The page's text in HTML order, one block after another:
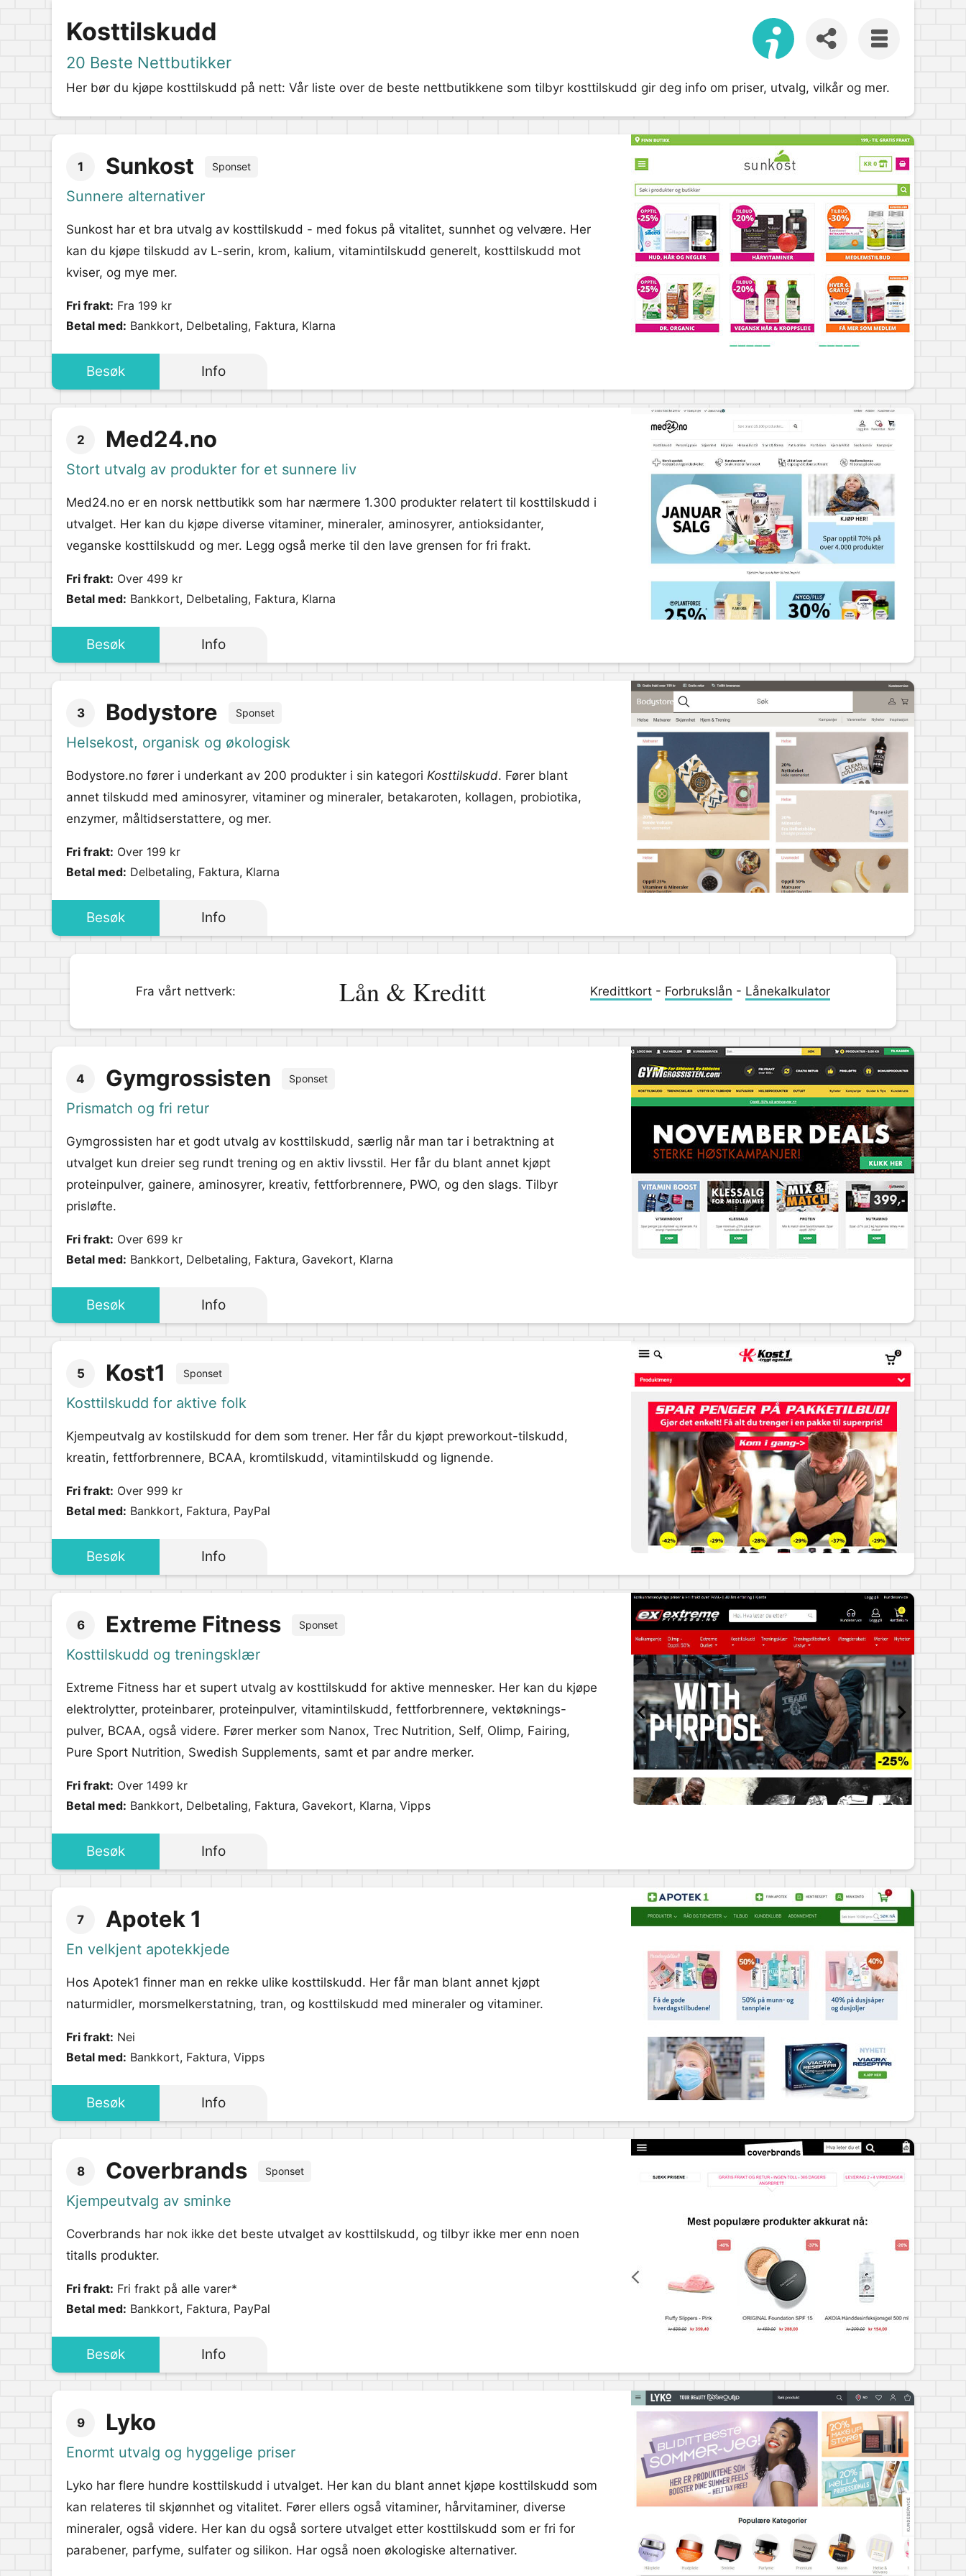
Kosttilskudd
20 Beste Nettbutikker
Her bør du kjøpe kosttilskudd på nett: Vår liste over de beste nettbutikkene som tilbyr kosttilskudd gir deg info om priser, utvalg, vilkår og mer.
1 Sunkost Sponset
Sunnere alternativer
Sunkost har et bra utvalg av kosttilskudd - med fokus på vitalitet, sunnhet og velvære. Her
kan du kjøpe tilskudd av L-serin, krom, kalium, vitamintilskudd generelt, kosttilskudd mot
kviser, og mye mer.
Fri frakt: Fra 199 kr
Betal med: Bankkort, Delbetaling, Faktura, Klarna
Besøk Info
2 Med24.no
Stort utvalg av produkter for et sunnere liv
Med24.no er en norsk nettbutikk som har nærmere 1.300 produkter relatert til kosttilskudd i
utvalget. Her kan du kjøpe diverse vitaminer, mineraler, aminosyrer, antioksidanter,
veganske kosttilskudd og mer. Legg også merke til den lave grensen for fri frakt.
Fri frakt: Over 499 kr
Betal med: Bankkort, Delbetaling, Faktura, Klarna
Besøk Info
3 Bodystore Sponset
Helsekost, organisk og økologisk
Bodystore.no fører i underkant av 200 produkter i sin kategori Kosttilskudd. Fører blant
annet tilskudd med aminosyrer, vitaminer og mineraler, betakaroten, kollagen, probiotika,
enzymer, måltidserstattere, og mer.
Fri frakt: Over 199 kr
Betal med: Delbetaling, Faktura, Klarna
Besøk Info
Fra vårt nettverk: Lån & Kreditt Kredittkort- Forbrukslån - Lånekalkulator
4 Gymgrossisten Sponset
Prismatch og fri retur
Gymgrossisten har et godt utvalg av kosttilskudd, særlig når man tar i betraktning at
utvalget kun dreier seg rundt trening og en aktiv livsstil. Her får du blant annet kjøpt
proteinpulver, gainere, aminosyrer, kreativ, fettforbrennere, PWO, og den slags. Tilbyr
prisløfte.
Fri frakt: Over 699 kr
Betal med: Bankkort, Delbetaling, Faktura, Gavekort, Klarna
Besøk Info
5 Kost1 Sponset
Kosttilskudd for aktive folk
Kjempeutvalg av kostilskudd for dem som trener. Her får du kjøpt preworkout-tilskudd,
kreatin, fettforbrennere, BCAA, kromtilskudd, vitamintilskudd og lignende.
Fri frakt: Over 999 kr
Betal med: Bankkort, Faktura, PayPal
Besøk Info
6 Extreme Fitness Sponset
Kosttilskudd og treningsklær
Extreme Fitness har et supert utvalg av kosttilskudd for aktive mennesker. Her kan du kjøpe
elektrolytter, proteinbarer, proteinpulver, vitamintilskudd, fettforbrennere, vektøknings-
pulver, BCAA, også videre. Fører merker som Nanox, Trec Nutrition, Self, Olimp, Fairing,
Pure Sport Nutrition, Swedish Supplements, samt et par andre merker.
Fri frakt: Over 1499 kr
Betal med: Bankkort, Delbetaling, Faktura, Gavekort, Klarna, Vipps
Besøk Info
7 Apotek 1
En velkjent apotekkjede
Hos Apotek1 finner man en rekke ulike kosttilskudd. Her får man blant annet kjøpt
naturmidler, morsmelkerstatning, tran, og kosttilskudd med mineraler og vitaminer.
Fri frakt: Nei
Betal med: Bankkort, Faktura, Vipps
Besøk Info
8 Coverbrands Sponset
Kjempeutvalg av sminke
Coverbrands har nok ikke det beste utvalget av kosttilskudd, og tilbyr ikke mer enn noen
titalls produkter.
Fri frakt: Fri frakt på alle varer*
Betal med: Bankkort, Faktura, PayPal
Besøk Info
9 Lyko
Enormt utvalg og hyggelige priser
Lyko har flere hundre kosttilskudd i utvalget. Her kan du blant annet kjøpe kosttilskudd som
kan relateres til skjønnhet og vitalitet. Fører ellers også vitaminer, hårvitaminer, diverse
mineraler, også videre. Her kan du også sortere utvalget etter kosttilskudd som er fri for
parabener, parfyme, sulfater og silikon. Har også noen økologiske alternativer.